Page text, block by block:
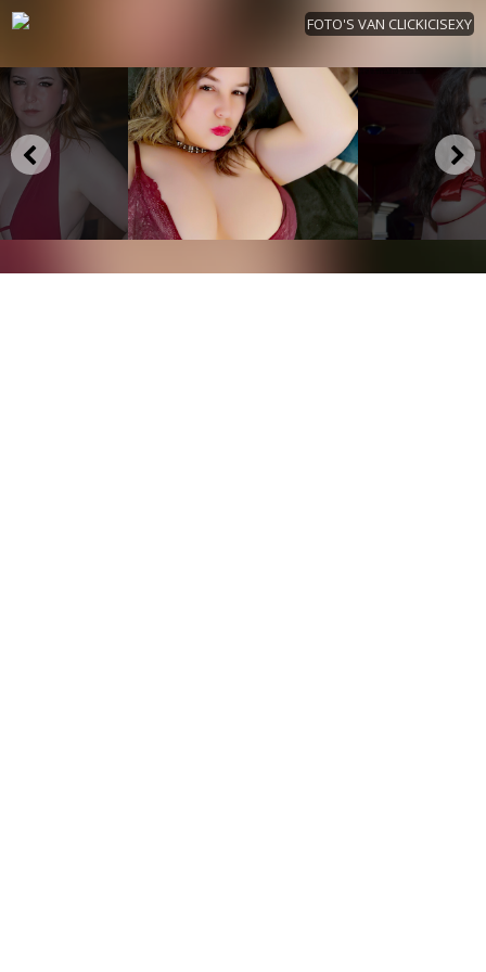
FOTO'S VAN CLICKICISEXY